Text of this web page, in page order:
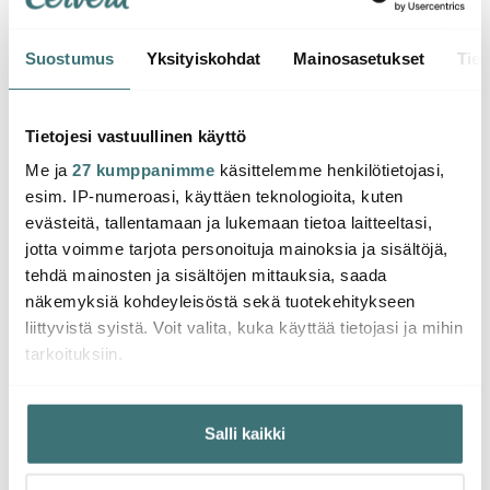
Suostumus Yksityiskohdat Mainosasetukset
Tietojesi vastuullinen käyttö
Me ja 27 kumppanimme käsittelemme henkilötietojasi,
esim. IP-numeroasi, käyttäen teknologioita, kuten
evästeitä, tallentamaan ja lukemaan tietoa laitteeltasi,
jotta voimme tarjota personoituja mainoksia ja sisältöjä,
tehdä mainosten ja sisältöjen mittauksia, saada
näkemyksiä kohdeyleisöstä sekä tuotekehitykseen
liittyvistä syistä. Voit valita, kuka käyttää tietojasi ja mihin
tarkoituksiin.
Jos sallit, haluamme myös tehdä seuraavia:
Kerätä tietoja maantieteellisestä sijainnistasi,
mahdollisesti muutaman metrin tarkkuudella
Salli kaikki
Eva Solo
17x18,5 cm Musta/Puu
36.01 € 59.00 €
Muutama jäljellä
Pannunalunen 20 cm
23.54 € 44.00 €
Saatavilla
Saatat pitää myös näistä